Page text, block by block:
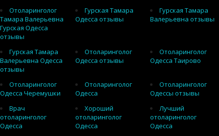
Отоларинголог
Тамара Валерьевна
Гурская Одесса
отзывы
Гурская Тамара
Одесса отзывы
Гурская Тамара
Валерьевна отзывы
Гурская Тамара
Валерьевна Одесса
отзывы
Отоларинголог
Одесса отзывы
Отоларинголог
Одесса Таирово
Отоларинголог
Одесса Черемушки
Отоларинголог
Одесса
Отоларинголог
Одессы отзывы
Врач
отоларинголог
Одесса
Хороший
отоларинголог
Одесса
Лучший
отоларинголог
Одесса